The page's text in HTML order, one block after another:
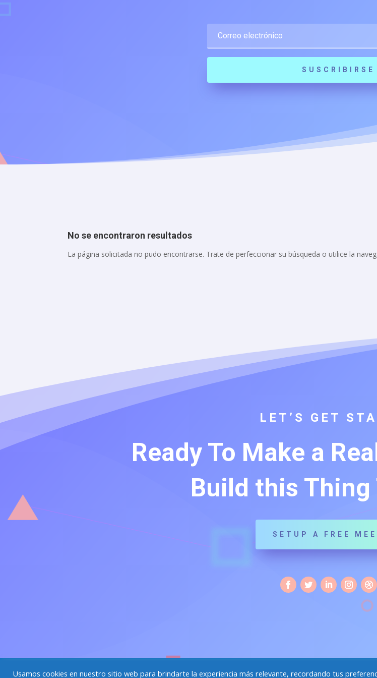
SUSCRIBIRSE
No se encontraron resultados
La página solicitada no pudo encontrarse. Trate de perfeccionar su búsqueda o utilice la
LET’S GET
Ready To Make a
Build this Thing
SETUP A FREE
Aviso Legal y Política de privacidad Política de cookies Descargar Dossier
Usamos cookies en nuestro sitio web para brindarte la experiencia más relevante, recordando tus